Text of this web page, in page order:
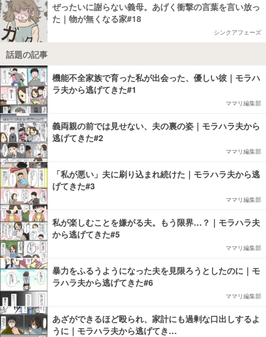
ぜったいに謝らない義母。あげく衝撃の言葉を言い放っ
た｜物が無くなる家#18
シンクアフェーズ
話題の記事
機能不全家族で育った私が出会った、優しい彼｜モラハ
ラ夫から逃げてきた#1
ママリ編集部
義両親の前では見せない、夫の裏の姿｜モラハラ夫から
逃げてきた#2
ママリ編集部
「私が悪い」夫に刷り込まれ続けた｜モラハラ夫から逃
げてきた#3
ママリ編集部
私が楽しむことを嫌がる夫。もう限界…？｜モラハラ夫
から逃げてきた#5
ママリ編集部
暴力をふるうようになった夫を見限ろうとしたのに｜モ
ラハラ夫から逃げてきた#6
ママリ編集部
あざができるほど殴られ、家計にも過剰な口出しするよ
うに｜モラハラ夫から逃げてき…